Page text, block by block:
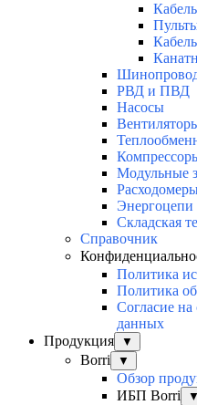
РВД и ПВД
Насосы
Модульные
Энергоцепи
Складская
Справочник
Политика
Политика
Согласие
данных
Продукция
▼
Borri ▼
Обзор
ИБП Borri
▼